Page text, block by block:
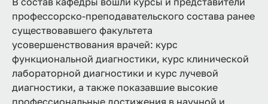
профессорско-преподавательского состава ранее
существовавшего факультета
усовершенствования врачей: курс
функциональной диагностики, курс клинической
лабораторной диагностики и курс лучевой
диагностики, а также показавшие высокие